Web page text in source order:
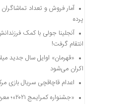
آمار فروش و تعداد
پرده
آنجلینا جولی با کمک
انتقام گرفت!
«قهرمان» اوایل سال جدید
اکران می‌شود
اعدام قاچاقچی سریال بازی
«جشنواره